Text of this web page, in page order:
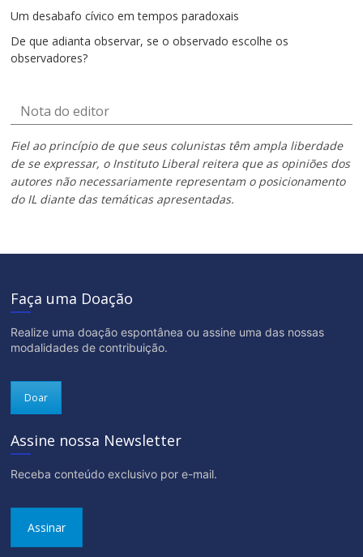
Um desabafo cívico em tempos paradoxais
De que adianta observar, se o observado escolhe os
observadores?
Nota do editor
Fiel ao princípio de que seus colunistas têm ampla liberdade
de se expressar, o Instituto Liberal reitera que as opiniões dos
autores não necessariamente representam o posicionamento
do IL diante das temáticas apresentadas.
Faça uma Doação
Realize uma doação espontânea ou assine uma das nossas
modalidades de contribuição.
Doar
Assine nossa Newsletter
Receba conteúdo exclusivo por e-mail.
Assinar